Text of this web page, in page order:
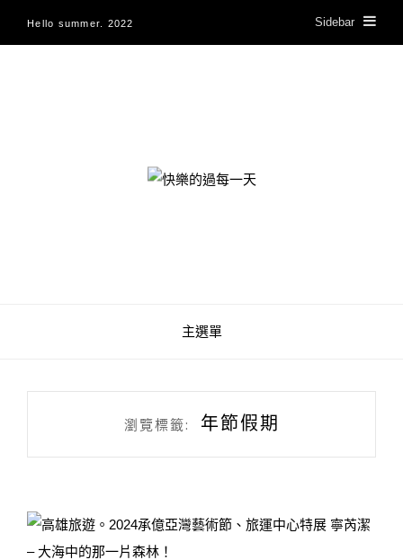
Hello summer. 2022 Sidebar
快樂的過每一天
主選單
瀏覽標籤: 年節假期